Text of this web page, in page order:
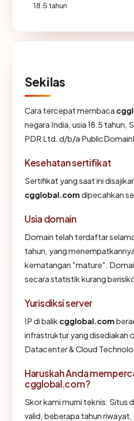
18.5 tahun
Sekilas
Cara tercepat membaca
negara India, usia 18.5 tahun,
PDR Ltd. d/b/a
Kesehatan sertifikat
Sertifikat yang saat ini
cgglobal.comdipecahkan
Usia domain
Domain telah terdaftar
tahun, yang
kematangan "mature".
secara statistik kurang
Yurisdiksi server
IP di balik cgglobal.com
infrastruktur yang disediakan
Datacenter & Cloud
Haruskah Anda
cgglobal.com?
Skor kami murni teknis. Situs
valid, beberapa tahun riwayat,